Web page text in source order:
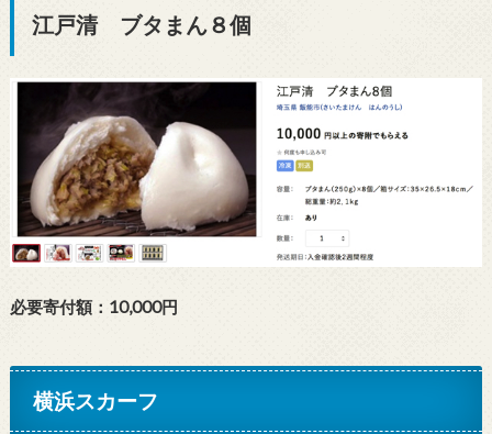
江戸清 ブタまん８個
必要寄付額：10,000円
横浜スカーフ